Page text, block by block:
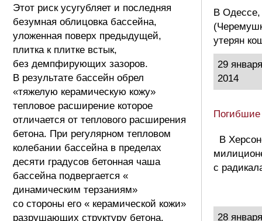
Этот риск усугубляет и последняя
безумная облицовка бассейна,
уложенная поверх предыдущей,
плитка к плитке встык,
без демпфирующих зазоров.
В результате бассейн обрел
«тяжелую керамическую кожу»
тепловое расширение которое
отличается от теплового расширения
бетона. При регулярном тепловом
колебании бассейна в пределах
десяти градусов бетонная чаша
бассейна подвергается «
динамическим терзаниям»
со стороны его « керамической кожи»
разрушающих структуру бетона.
В Одессе,
утерян
29 января
2014
В
с
28 января